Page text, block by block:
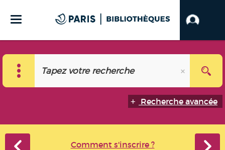
Recherche avancée
Comment s'inscrire ?